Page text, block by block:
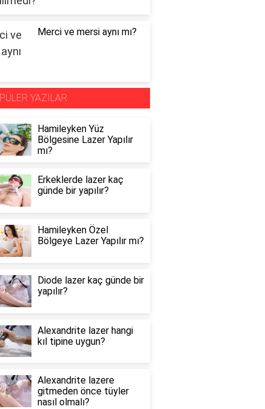
Merci ve mersi aynı mı?
YAZILAR
Hamileyken Yüz
Bölgesine Lazer Yapılır
mı?
Erkeklerde lazer kaç
günde bir yapılır?
Hamileyken Özel
Bölgeye Lazer Yapılır mı?
Diode lazer kaç günde bir
yapılır?
Alexandrite lazer hangi
kıl tipine uygun?
Alexandrite lazere
gitmeden önce tüyler
nasıl olmalı?